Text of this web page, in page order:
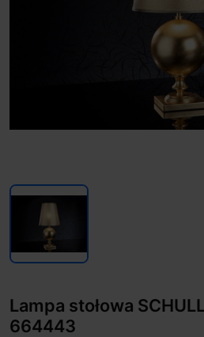
Lampa stołowa
664443